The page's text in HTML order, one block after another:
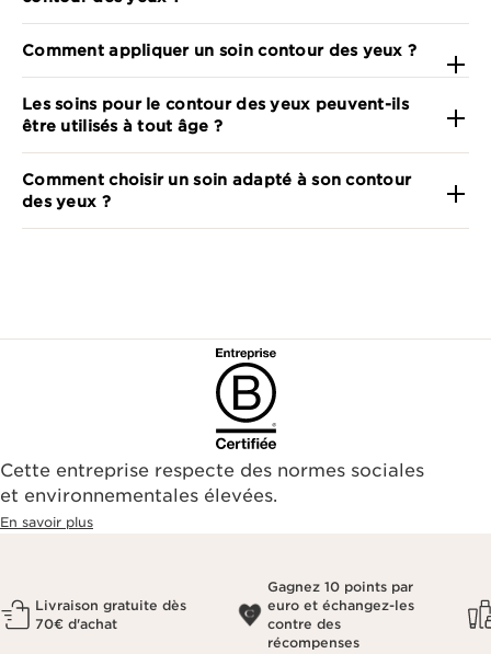
Comment appliquer un soin contour des yeux ?
Les soins pour le contour des yeux peuvent-ils
être utilisés à tout âge ?
Comment choisir un soin adapté à son contour
des yeux ?
Cette entreprise respecte des normes sociales
et environnementales élevées.
En savoir plus
Livraison gratuite dès
70€ d'achat
Gagnez 10 points par
euro et échangez-les
contre des
récompenses